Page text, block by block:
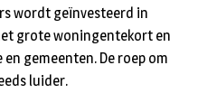
wordt geïnvesteerd in
grote woningentekort en
gemeenten. De roep om
luider.